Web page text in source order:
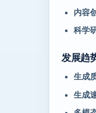
内容
科学
发展趋
生成
生成